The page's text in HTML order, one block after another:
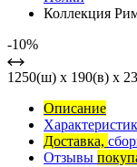
Коллекция
-10%
1250(ш) x 190(в) x
Описание
Доставка,
Отзывы